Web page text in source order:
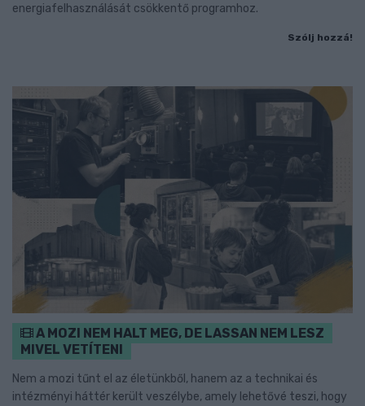
energiafelhasználását csökkentő programhoz.
Szólj hozzá!
A MOZI NEM HALT MEG, DE LASSAN NEM LESZ
MIVEL VETÍTENI
Nem a mozi tűnt el az életünkből, hanem az a technikai és
intézményi háttér került veszélybe, amely lehetővé teszi, hogy